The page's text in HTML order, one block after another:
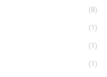
(8)
(1)
(1)
(1)